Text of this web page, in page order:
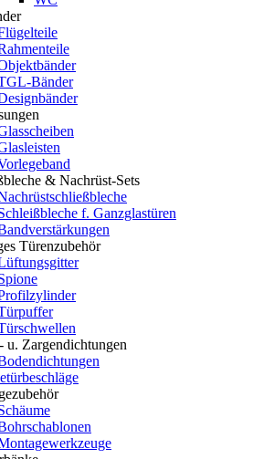
Bänder
& Nachrüst-Sets
f. Ganzglastüren
Türenzubehör
u. Zargendichtungen